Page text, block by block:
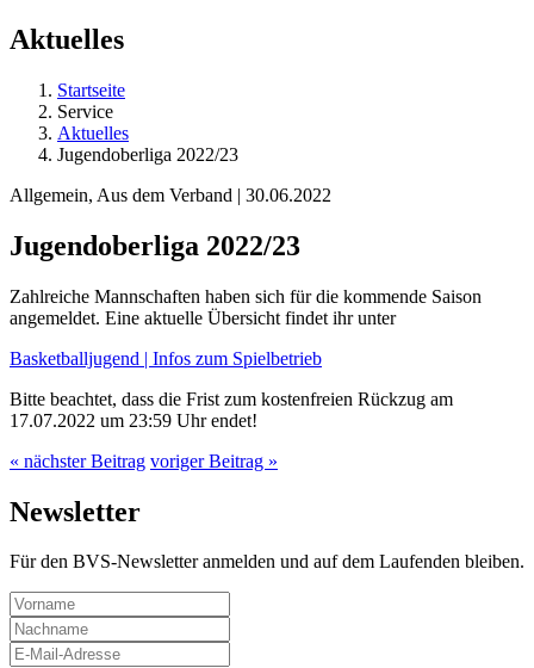
Aktuelles
Startseite
Service
Aktuelles
Jugendoberliga 2022/23
Allgemein, Aus dem Verband | 30.06.2022
Jugendoberliga 2022/23
Zahlreiche Mannschaften haben sich für die kommende Saison
angemeldet. Eine aktuelle Übersicht findet ihr unter
Basketballjugend | Infos zum Spielbetrieb
Bitte beachtet, dass die Frist zum kostenfreien Rückzug am
17.07.2022 um 23:59 Uhr endet!
« nächster Beitrag voriger Beitrag »
Newsletter
Für den BVS-Newsletter anmelden und auf dem Laufenden bleiben.